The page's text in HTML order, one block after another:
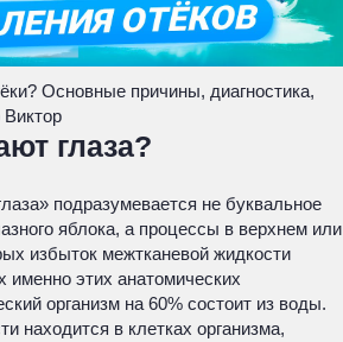
Основные причины, диагностика,
глаза?
подразумевается не буквальное
яблока, а процессы в верхнем или
избыток межтканевой жидкости
именно этих анатомических
организм на 60% состоит из воды.
находится в клетках организма,